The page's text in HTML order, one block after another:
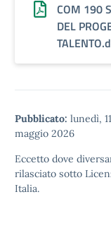
COM 190
DEL
Pubblicato: lunedì,
maggio 2026
Eccetto dove
rilasciato sotto
Italia.